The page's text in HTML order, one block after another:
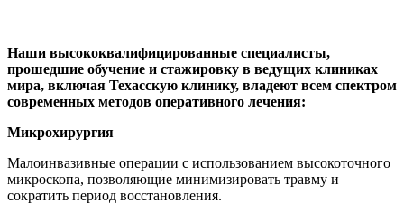
Наши высококвалифицированные специалисты,
прошедшие обучение и стажировку в ведущих клиниках
мира, включая Техасскую клинику, владеют всем спектром
современных методов оперативного лечения:
Микрохирургия
Малоинвазивные операции с использованием высокоточного
микроскопа, позволяющие минимизировать травму и
сократить период восстановления.